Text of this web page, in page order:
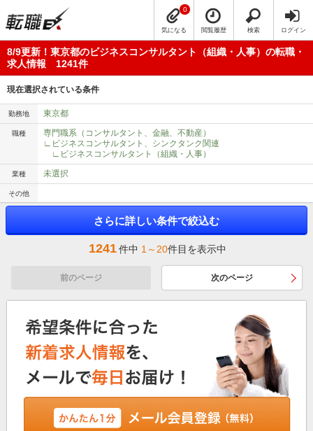
気になる
0
閲覧履歴 検索 ログイン
8/9更新！東京都のビジネスコンサルタント（組織・人事）の転職・
求人情報 1241件
現在選択されている条件
勤務地 東京都
職種
専門職系（コンサルタント、金融、不動産）
∟ビジネスコンサルタント、シンクタンク関連
∟ビジネスコンサルタント（組織・人事）
業種 未選択
その他
さらに詳しい条件で絞込む
1241件中 1～20件目を表示中
前のページ 次のページ